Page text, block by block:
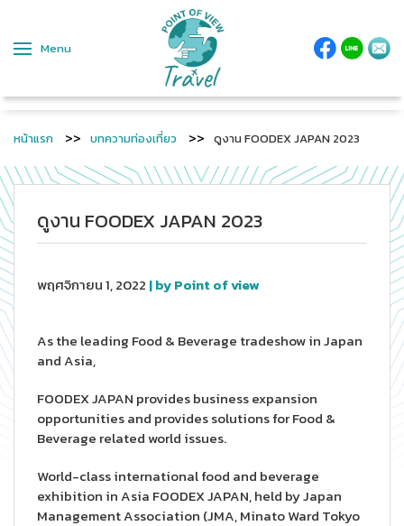
Menu
หน้าแรก บทความท่องเที่ยว ดูงาน FOODEX JAPAN 2023
ดูงาน FOODEX JAPAN 2023
พฤศจิกายน 1, 2022 | by Point of view
As the leading Food & Beverage tradeshow in Japan
and Asia,
FOODEX JAPAN provides business expansion
opportunities and provides solutions for Food &
Beverage related world issues.
World-class international food and beverage
exhibition in Asia FOODEX JAPAN, held by Japan
Management Association (JMA, Minato Ward Tokyo